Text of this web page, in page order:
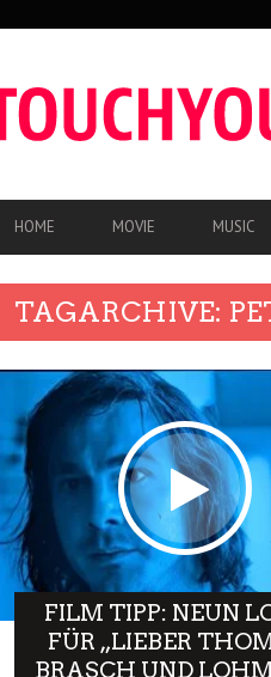
HAUPT-
NAVIGATION
HOME MOVIE MUSIC
TAGARCHIVE:
FILM TIPP: NEUN
FÜR „LIEBER
BRASCH UND